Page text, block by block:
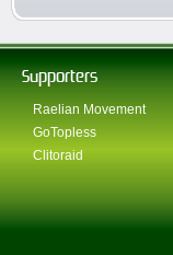
Supporters
Raelian Movement
GoTopless
Clitoraid